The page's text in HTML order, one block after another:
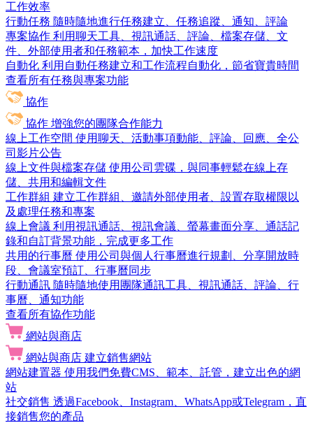
工作效率
行動任務 隨時隨地進行任務建立、任務追蹤、通知、評論
專案協作 利用聊天工具、視訊通話、評論、檔案存儲、文
件、外部使用者和任務範本，加快工作速度
自動化 利用自動任務建立和工作流程自動化，節省寶貴時間
查看所有任務與專案功能
協作
協作 增強您的團隊合作能力
線上工作空間 使用聊天、活動事項動能、評論、回應、全公
司影片公告
線上文件與檔案存儲 使用公司雲碟，與同事輕鬆在線上存
儲、共用和編輯文件
工作群組 建立工作群組、邀請外部使用者、設置存取權限以
及處理任務和專案
線上會議 利用視訊通話、視訊會議、螢幕畫面分享、通話記
錄和自訂背景功能，完成更多工作
共用的行事曆 使用公司與個人行事曆進行規劃、分享開放時
段、會議室預訂、行事曆同步
行動通訊 隨時隨地使用團隊通訊工具、視訊通話、評論、行
事曆、通知功能
查看所有協作功能
網站與商店
網站與商店 建立銷售網站
網站建置器 使用我們免費CMS、範本、託管，建立出色的網
站
社交銷售 透過Facebook、Instagram、WhatsApp或Telegram，直
接銷售您的產品